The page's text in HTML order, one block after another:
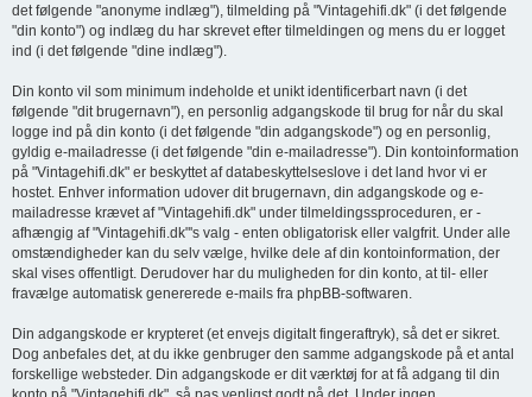
det følgende "anonyme indlæg"), tilmelding på "Vintagehifi.dk" (i det følgende
"din konto") og indlæg du har skrevet efter tilmeldingen og mens du er logget
ind (i det følgende "dine indlæg").
Din konto vil som minimum indeholde et unikt identificerbart navn (i det
følgende "dit brugernavn"), en personlig adgangskode til brug for når du skal
logge ind på din konto (i det følgende "din adgangskode") og en personlig,
gyldig e-mailadresse (i det følgende "din e-mailadresse"). Din kontoinformation
på "Vintagehifi.dk" er beskyttet af databeskyttelseslove i det land hvor vi er
hostet. Enhver information udover dit brugernavn, din adgangskode og e-
mailadresse krævet af "Vintagehifi.dk" under tilmeldingssproceduren, er -
afhængig af "Vintagehifi.dk"'s valg - enten obligatorisk eller valgfrit. Under alle
omstændigheder kan du selv vælge, hvilke dele af din kontoinformation, der
skal vises offentligt. Derudover har du muligheden for din konto, at til- eller
fravælge automatisk genererede e-mails fra phpBB-softwaren.
Din adgangskode er krypteret (et envejs digitalt fingeraftryk), så det er sikret.
Dog anbefales det, at du ikke genbruger den samme adgangskode på et antal
forskellige websteder. Din adgangskode er dit værktøj for at få adgang til din